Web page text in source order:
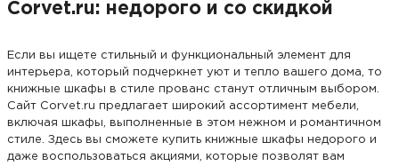
Corvet.ru: недорого и со скидкой
Если вы ищете стильный и функциональный элемент для
интерьера, который подчеркнет уют и тепло вашего дома, то
книжные шкафы в стиле прованс станут отличным выбором.
Сайт Corvet.ru предлагает широкий ассортимент мебели,
включая шкафы, выполненные в этом нежном и романтичном
стиле. Здесь вы сможете купить книжные шкафы недорого и
даже воспользоваться акциями, которые позволят вам